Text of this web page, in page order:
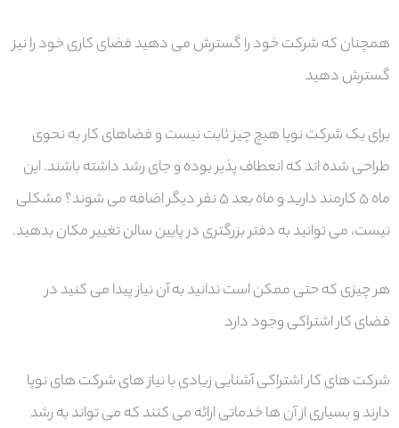
همچنان که شرکت خود را گسترش می دهید فضای کاری خود را نیز
گسترش دهید
برای یک شرکت نوپا هیچ چیز ثابت نیست و فضاهای کار به نحوی
طراحی شده اند که انعطاف پذیر بوده و جای رشد داشته باشند. این
ماه ۵ کارمند دارید و ماه بعد ۵ نفر دیگر اضافه می شوند؟ مشکلی
نیست، می توانید به دفتر بزرگتری در پایین سالن تغییر مکان بدهید.
هر چیزی که حتی ممکن است ندانید به آن نیاز پیدا می کنید در
فضای کار اشتراکی وجود دارد
شرکت های کار اشتراکی آشنایی زیادی با نیاز های شرکت های نوپا
دارند و بسیاری از آن ها خدماتی ارائه می کنند که می تواند به رشد